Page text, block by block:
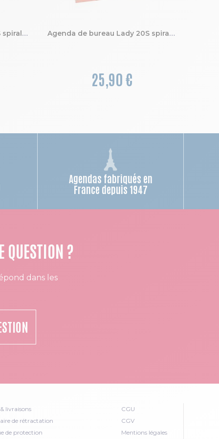
Agenda de bureau Lady 18S spiralé Sophie Adde 15 x 17 cm Semainier Janvier à Décembre 2027 Fleurs Agenda de bureau Lady 20S spiralé Sophie Adde 15 x 21 cm Semainier Janvier à Décembre 2027 Fleurs
25,90 €
Agendas fabriqués en
France depuis 1947
QUESTION ?
dans les
livraisons
de rétractation
de protection
CGU
CGV
Mentions légales